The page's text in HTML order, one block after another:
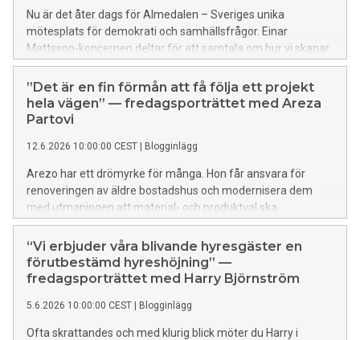
Nu är det åter dags för Almedalen – Sveriges unika
mötesplats för demokrati och samhällsfrågor. Einar
Mattsson-koncernen deltar för att samtala om hur vi skapar
en fungerande bostadsmarknad och effektivare
byggprocesser som möjliggör fortsatt tillväxt.
”Det är en fin förmån att få följa ett projekt
hela vägen” — fredagsporträttet med Areza
Partovi
12.6.2026 10:00:00 CEST Blogginlägg
Arezo har ett drömyrke för många. Hon får ansvara för
renoveringen av äldre bostadshus och modernisera dem
med utmaningen att material- och produktval ska
harmoniera med husens tidsepoker, så att dess identitet
bevaras. Hon vill att chefer ska våga ge unga medarbetare
ansvar för att snabbt kunna bygga upp erfarenhet. Hon
reser gärna, men nu väntar ett annat slags äventyr. Lär
“Vi erbjuder våra blivande hyresgäster en
förutbestämd hyreshöjning” —
fredagsporträttet med Harry Björnström
5.6.2026 10:00:00 CEST Blogginlägg
Ofta skrattandes och med klurig blick möter du Harry i